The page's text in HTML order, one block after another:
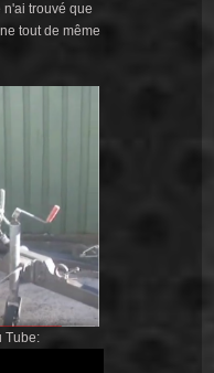
n'ai trouvé que
tout de même
Tube: